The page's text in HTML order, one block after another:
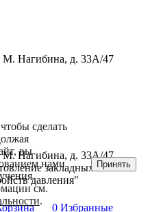
М. Нагибина, д. 33А/47
М. Нагибина, д. 33А/47
закладных
давления"
0 Избранные
сделать
вы
нами
см.
.
Принять